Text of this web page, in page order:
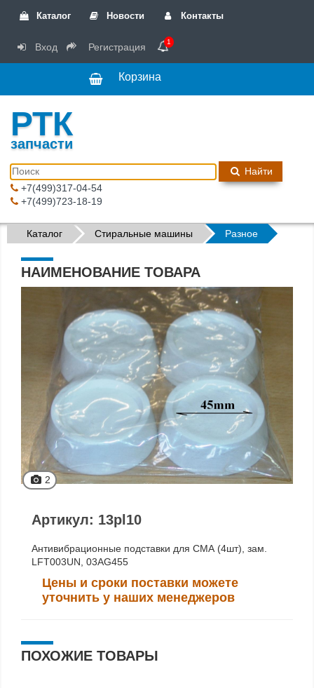
Каталог Новости Контакты
Вход Регистрация 1
Корзина
РТК
запчасти
Найти
+7(499)317-04-54
+7(499)723-18-19
Каталог Стиральные машины Разное
НАИМЕНОВАНИЕ ТОВАРА
2
Артикул: 13pl10
Антивибрационные подставки для СМА (4шт), зам.
LFT003UN, 03AG455
Цены и сроки поставки можете
уточнить у наших менеджеров
ПОХОЖИЕ ТОВАРЫ